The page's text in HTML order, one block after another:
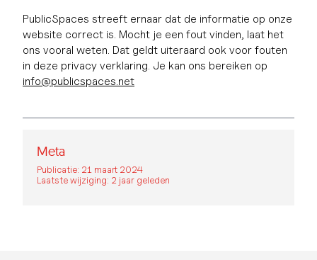
PublicSpaces streeft ernaar dat de informatie op onze
website correct is. Mocht je een fout vinden, laat het
ons vooral weten. Dat geldt uiteraard ook voor fouten
in deze privacy verklaring. Je kan ons bereiken op
info@publicspaces.net
Meta
Publicatie: 21 maart 2024
Laatste wijziging: 2 jaar geleden